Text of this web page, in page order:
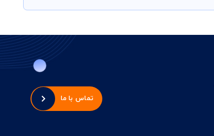
تماس با ما